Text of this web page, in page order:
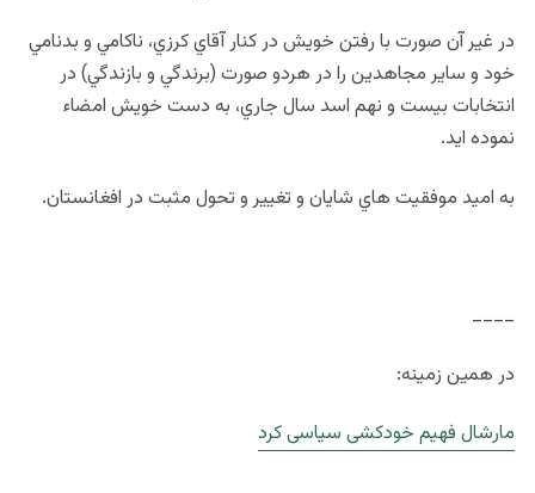
در غير آن صورت با رفتن خويش در كنار آقاي كرزي، ناكامي و بدنامي
خود و ساير مجاهدين را در هردو صورت (برندگي و بازندگي) در
انتخابات بيست و نهم اسد سال جاري،‌ به دست خويش امضاء‌
نموده ايد.
به اميد موفقيت هاي شايان و تغيير و تحول مثبت در افغانستان.
____
در همین زمینه:
مارشال فهیم خودکشی سیاسی کرد